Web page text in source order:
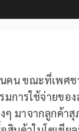
คน ขณะที่เพศช
การใช้จ่ายขอ
มาจากลูกค้าสุ